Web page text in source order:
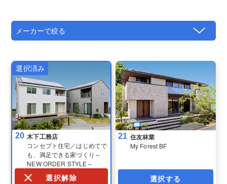
20 木下工務店
コンセプト住宅／はじめてで
も、満足できる家づくり～
NEW ORDER STYLE～
選択解除
21 住友林業
My Forest BF
選択する